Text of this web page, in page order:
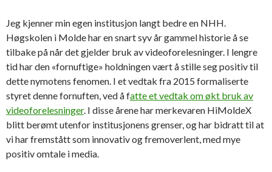
Jeg kjenner min egen institusjon langt bedre en NHH.
Høgskolen i Molde har en snart syv år gammel historie å se
tilbake på når det gjelder bruk av videoforelesninger. I lengre
tid har den «fornuftige» holdningen vært å stille seg positiv til
dette nymotens fenomen. I et vedtak fra 2015 formaliserte
styret denne fornuften, ved å fatte et vedtak om økt bruk av
videoforelesninger. I disse årene har merkevaren HiMoldeX
blitt berømt utenfor institusjonens grenser, og har bidratt til at
vi har fremstått som innovativ og fremoverlent, med mye
positiv omtale i media.